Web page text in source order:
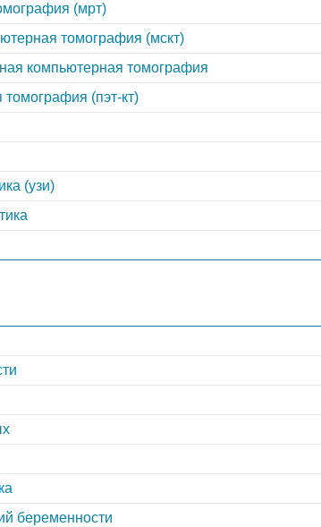
(мрт)
томография (мскт)
компьютерная томография
(пэт-кт)
(узи)
беременности